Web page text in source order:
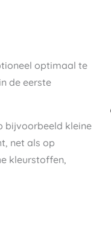
optimaal te
de eerste
bijvoorbeeld kleine
net als op
kleurstoffen,